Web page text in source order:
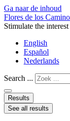
Ga naar de inhoud
Flores de los
Stimulate the
English
Español
Nederlands
Search ...
Results
See all results